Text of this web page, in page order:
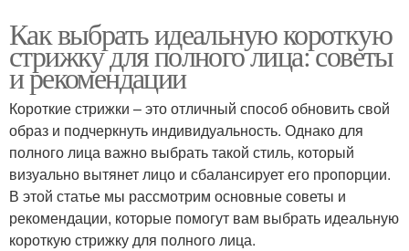
Как выбрать идеальную короткую
стрижку для полного лица: советы
и рекомендации
Короткие стрижки – это отличный способ обновить свой
образ и подчеркнуть индивидуальность. Однако для
полного лица важно выбрать такой стиль, который
визуально вытянет лицо и сбалансирует его пропорции.
В этой статье мы рассмотрим основные советы и
рекомендации, которые помогут вам выбрать идеальную
короткую стрижку для полного лица.